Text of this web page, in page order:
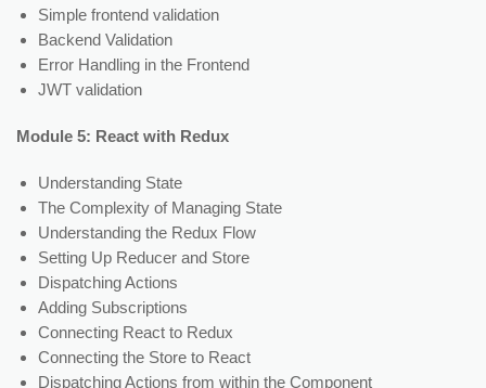
Simple frontend validation
Backend Validation
Error Handling in the Frontend
JWT validation
Module 5: React with Redux
Understanding State
The Complexity of Managing State
Understanding the Redux Flow
Setting Up Reducer and Store
Dispatching Actions
Adding Subscriptions
Connecting React to Redux
Connecting the Store to React
Dispatching Actions from within the Component